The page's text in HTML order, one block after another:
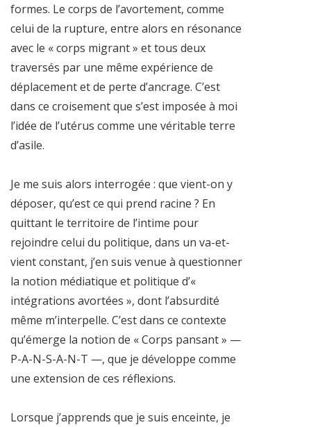
formes. Le corps de l’avortement, comme
celui de la rupture, entre alors en résonance
avec le « corps migrant » et tous deux
traversés par une même expérience de
déplacement et de perte d’ancrage. C’est
dans ce croisement que s’est imposée à moi
l’idée de l’utérus comme une véritable terre
d’asile.
Je me suis alors interrogée : que vient-on y
déposer, qu’est ce qui prend racine ? En
quittant le territoire de l’intime pour
rejoindre celui du politique, dans un va-et-
vient constant, j’en suis venue à questionner
la notion médiatique et politique d’«
intégrations avortées », dont l’absurdité
même m’interpelle. C’est dans ce contexte
qu’émerge la notion de « Corps pansant » —
P-A-N-S-A-N-T —, que je développe comme
une extension de ces réflexions.
Lorsque j’apprends que je suis enceinte, je